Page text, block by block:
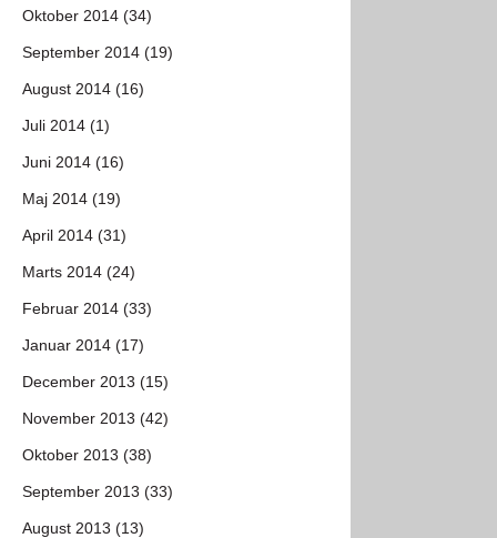
Oktober 2014 (34)
September 2014 (19)
August 2014 (16)
Juli 2014 (1)
Juni 2014 (16)
Maj 2014 (19)
April 2014 (31)
Marts 2014 (24)
Februar 2014 (33)
Januar 2014 (17)
December 2013 (15)
November 2013 (42)
Oktober 2013 (38)
September 2013 (33)
August 2013 (13)